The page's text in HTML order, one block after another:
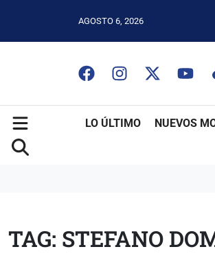
AGOSTO 6, 2026
LO ÚLTIMO NUEVOS
TAG: STEFANO